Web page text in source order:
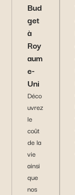
Bud
get
à
Roy
aum
e-
Uni
Déco
uvrez
le
coût
de la
vie
ainsi
que
nos